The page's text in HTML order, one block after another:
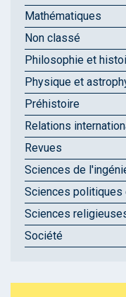
Mathématiques
Non classé
Philosophie et
Physique et
Préhistoire
Relations
Revues
Sciences de
Sciences
Sciences
Société